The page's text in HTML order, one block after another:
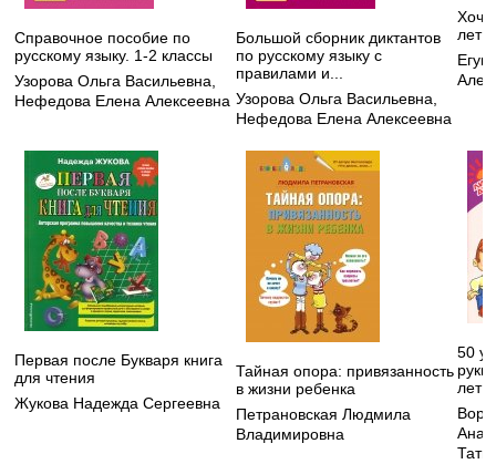
Справочное пособие по
русскому языку. 1-2 классы
Узорова Ольга Васильевна
Нефедова Елена Алексеевна
Большой сборник диктантов
по русскому языку с
правилами и...
Узорова Ольга Васильевна
Нефедова Елена Алексеевна
Хочу
лет
Первая после Букваря книга
для чтения
Жукова Надежда Сергеевна
Тайная опора: привязанность
в жизни ребенка
Петрановская Людмила
Владимировна
50
руки
лет